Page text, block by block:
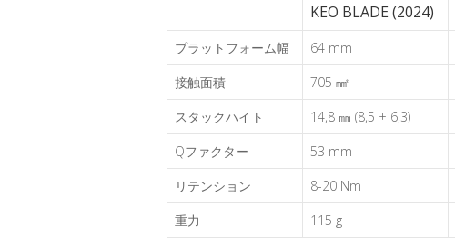
KEO BLADE (2024)
プラットフォーム幅 64 mm
接触面積
705 ㎟
スタックハイト
14,8 ㎜ (8,5 + 6,3)
Qファクター
53 mm
リテンション
8-20 Nm
重力
115 g